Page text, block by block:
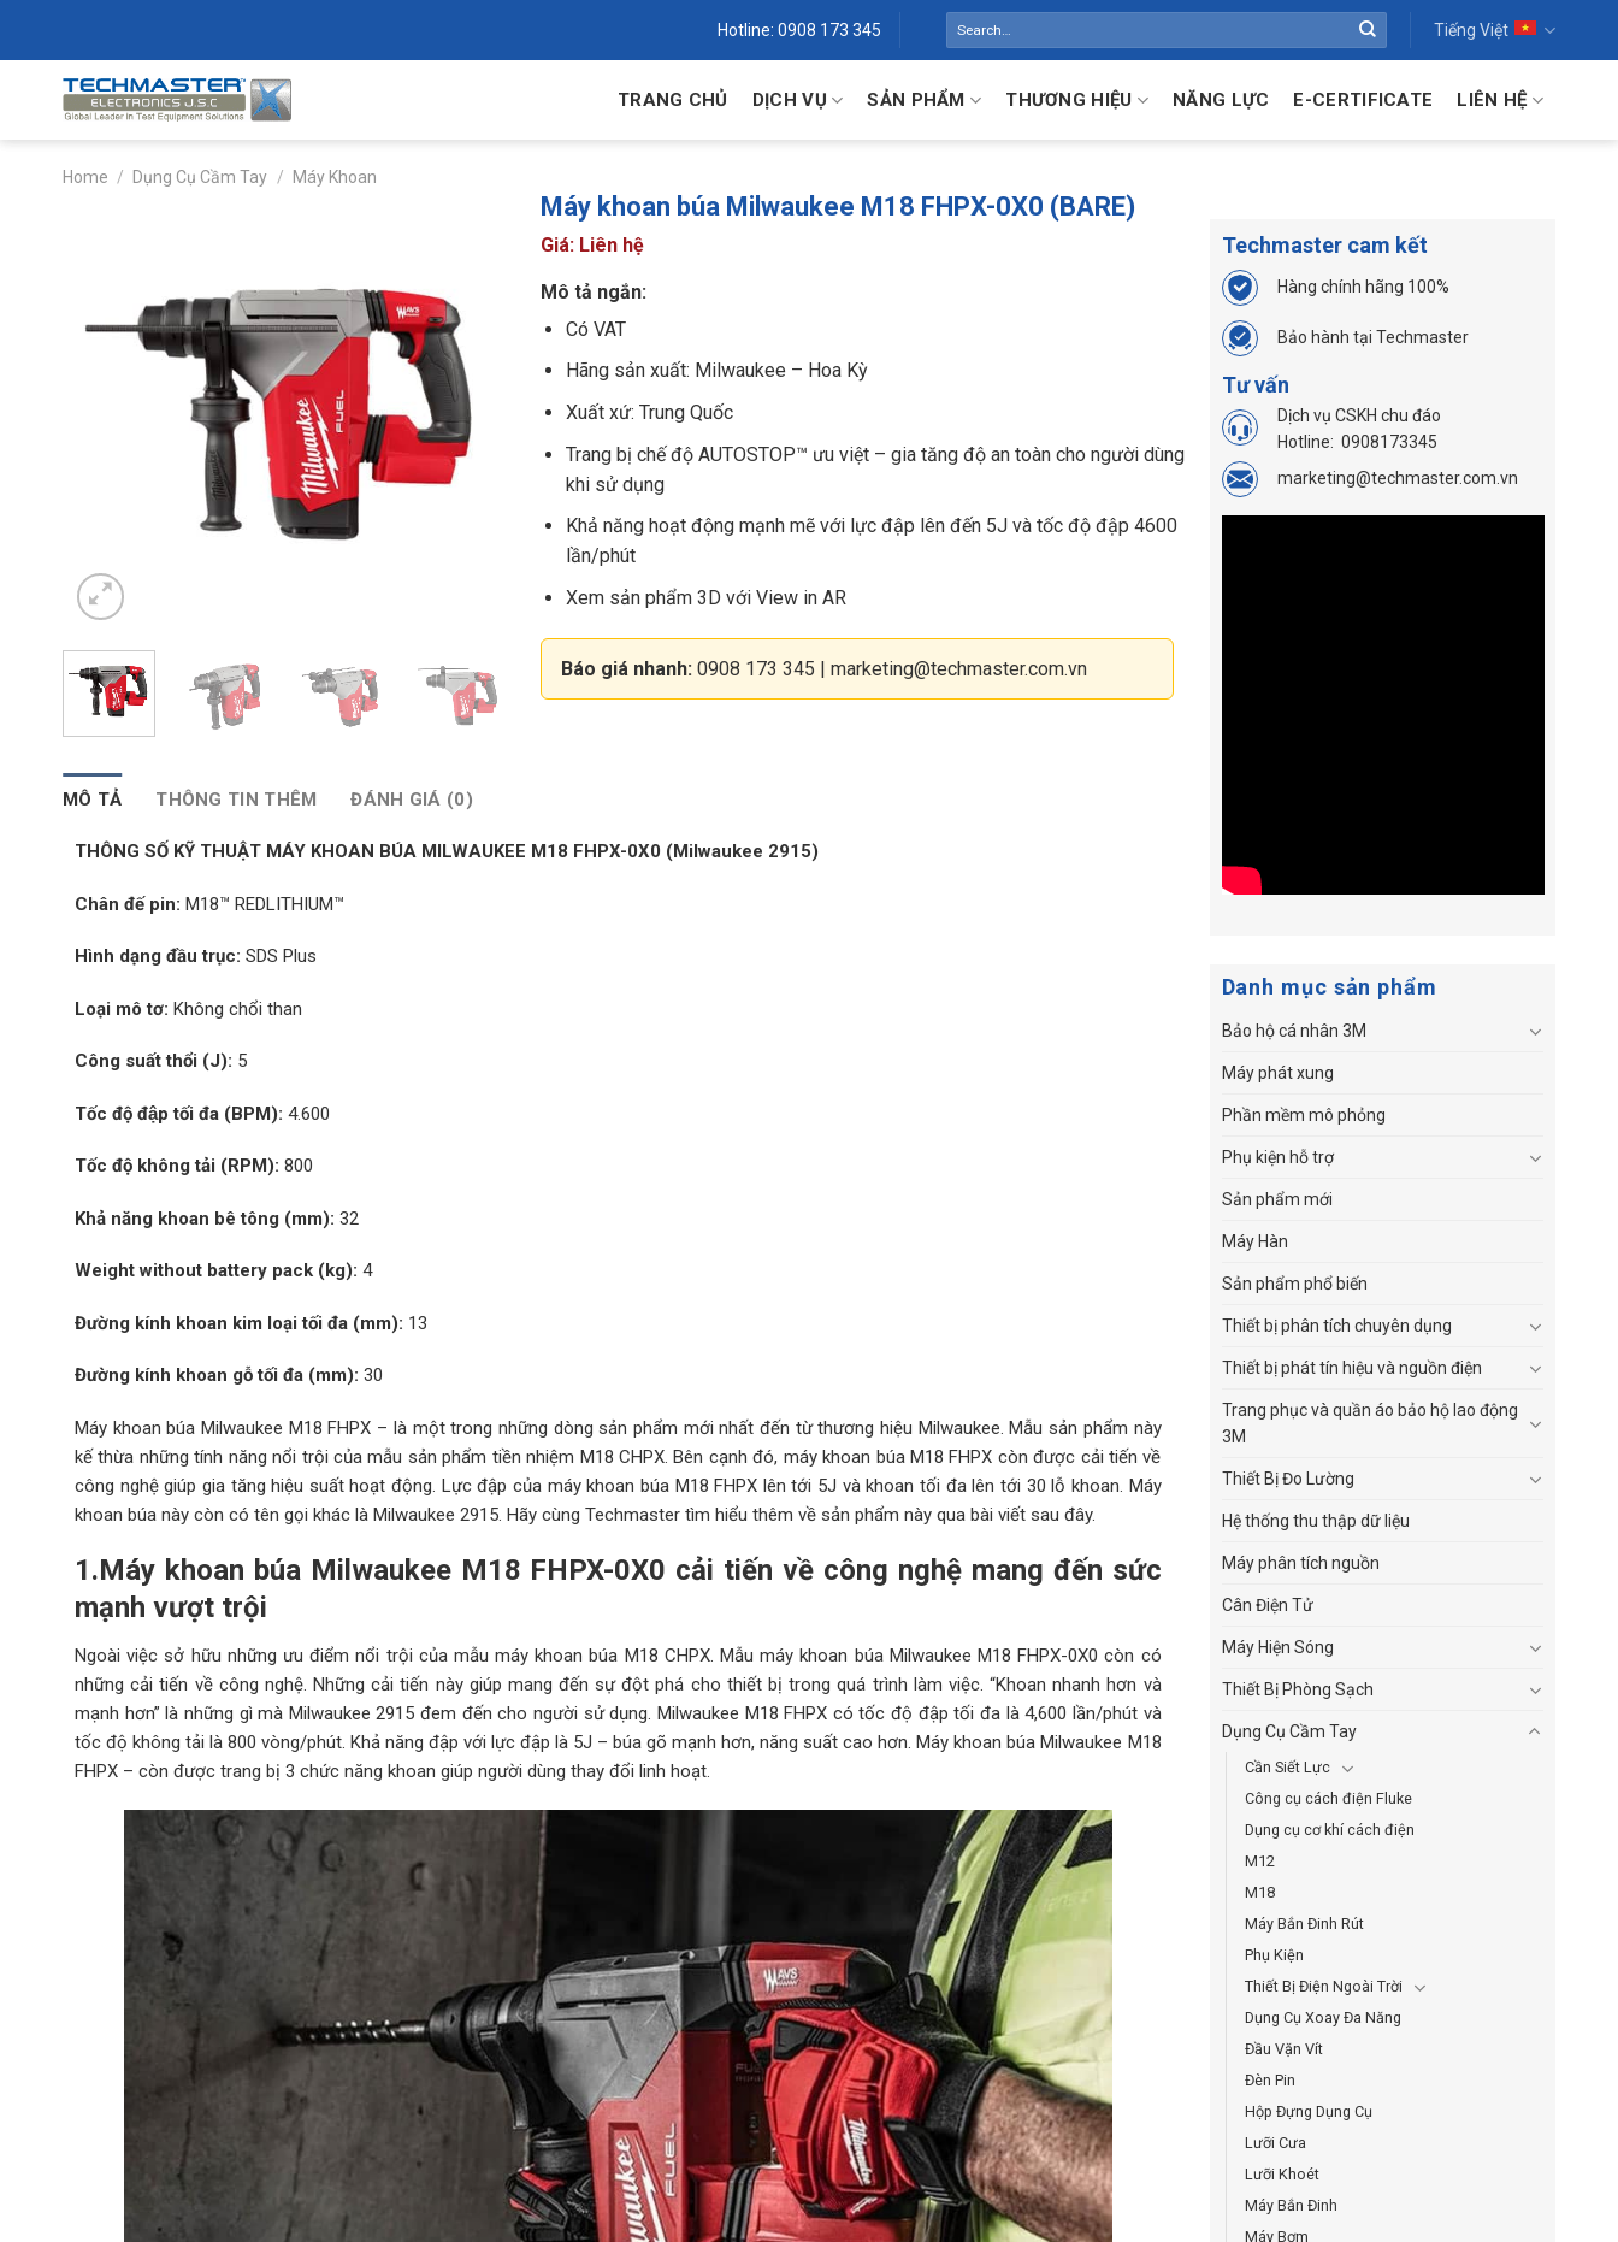
Hotline: 0908 173 345 Tiếng Việt
TRANG CHỦ DỊCH VỤ SẢN PHẨM THƯƠNG HIỆU NĂNG LỰC E-CERTIFICATE LIÊN HỆ
Home / Dụng Cụ Cầm Tay / Máy Khoan
Máy khoan búa Milwaukee M18 FHPX-0X0 (BARE)
Giá: Liên hệ
Mô tả ngắn:
Có VAT
Hãng sản xuất: Milwaukee – Hoa Kỳ
Xuất xứ: Trung Quốc
Trang bị chế độ AUTOSTOP™ ưu việt – gia tăng độ an toàn cho người dùng
khi sử dụng
Khả năng hoạt động mạnh mẽ với lực đập lên đến 5J và tốc độ đập 4600
lần/phút
Xem sản phẩm 3D với View in AR
Báo giá nhanh: 0908 173 345 | marketing@techmaster.com.vn
MÔ TẢ THÔNG TIN THÊM ĐÁNH GIÁ (0)
THÔNG SỐ KỸ THUẬT MÁY KHOAN BÚA MILWAUKEE M18 FHPX-0X0 (Milwaukee 2915)
Chân đế pin: M18™ REDLITHIUM™
Hình dạng đầu trục: SDS Plus
Loại mô tơ: Không chổi than
Công suất thổi (J): 5
Tốc độ đập tối đa (BPM): 4.600
Tốc độ không tải (RPM): 800
Khả năng khoan bê tông (mm): 32
Weight without battery pack (kg): 4
Đường kính khoan kim loại tối đa (mm): 13
Đường kính khoan gỗ tối đa (mm): 30
Máy khoan búa Milwaukee M18 FHPX – là một trong những dòng sản phẩm mới nhất đến từ thương hiệu Milwaukee. Mẫu sản phẩm này
kế thừa những tính năng nổi trội của mẫu sản phẩm tiền nhiệm M18 CHPX. Bên cạnh đó, máy khoan búa M18 FHPX còn được cải tiến về
công nghệ giúp gia tăng hiệu suất hoạt động. Lực đập của máy khoan búa M18 FHPX lên tới 5J và khoan tối đa lên tới 30 lỗ khoan. Máy
khoan búa này còn có tên gọi khác là Milwaukee 2915. Hãy cùng Techmaster tìm hiểu thêm về sản phẩm này qua bài viết sau đây.
1.Máy khoan búa Milwaukee M18 FHPX-0X0 cải tiến về công nghệ mang đến sức
mạnh vượt trội
Ngoài việc sở hữu những ưu điểm nổi trội của mẫu máy khoan búa M18 CHPX. Mẫu máy khoan búa Milwaukee M18 FHPX-0X0 còn có
những cải tiến về công nghệ. Những cải tiến này giúp mang đến sự đột phá cho thiết bị trong quá trình làm việc. “Khoan nhanh hơn và
mạnh hơn” là những gì mà Milwaukee 2915 đem đến cho người sử dụng. Milwaukee M18 FHPX có tốc độ đập tối đa là 4,600 lần/phút và
tốc độ không tải là 800 vòng/phút. Khả năng đập với lực đập là 5J – búa gõ mạnh hơn, năng suất cao hơn. Máy khoan búa Milwaukee M18
FHPX – còn được trang bị 3 chức năng khoan giúp người dùng thay đổi linh hoạt.
Techmaster cam kết
Hàng chính hãng 100%
Bảo hành tại Techmaster
Tư vấn
Dịch vụ CSKH chu đáo
Hotline: 0908173345
marketing@techmaster.com.vn
Danh mục sản phẩm
Bảo hộ cá nhân 3M
Máy phát xung
Phần mềm mô phỏng
Phụ kiện hỗ trợ
Sản phẩm mới
Máy Hàn
Sản phẩm phổ biến
Thiết bị phân tích chuyên dụng
Thiết bị phát tín hiệu và nguồn điện
Trang phục và quần áo bảo hộ lao động
3M
Thiết Bị Đo Lường
Hệ thống thu thập dữ liệu
Máy phân tích nguồn
Cân Điện Tử
Máy Hiện Sóng
Thiết Bị Phòng Sạch
Dụng Cụ Cầm Tay
Cần Siết Lực
Công cụ cách điện Fluke
Dụng cụ cơ khí cách điện
M12
M18
Máy Bắn Đinh Rút
Phụ Kiện
Thiết Bị Điện Ngoài Trời
Dụng Cụ Xoay Đa Năng
Đầu Vặn Vít
Đèn Pin
Hộp Đựng Dụng Cụ
Lưỡi Cưa
Lưỡi Khoét
Máy Bắn Đinh
Máy Bơm